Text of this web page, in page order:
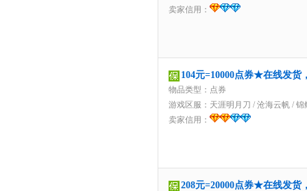
卖家信用：
104元=10000点券★在线发
物品类型：点券
游戏区服： 天涯明月刀 / 沧海云帆 / 锦
卖家信用：
208元=20000点券★在线发